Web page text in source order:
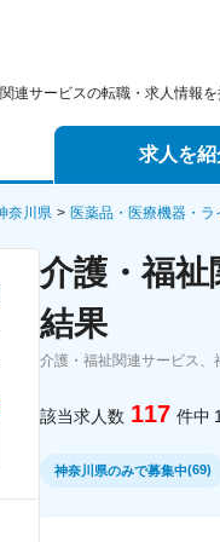
連サービスの転職・求人情報を
求人を紹
エージェントサー
スカウトサービス
パートナーエージ
奈川県 医薬品・医療機器・
介護・福
結果
介護・福祉関連サービス、
該当求人数 117 件中
神奈川県のみで募集中(69)